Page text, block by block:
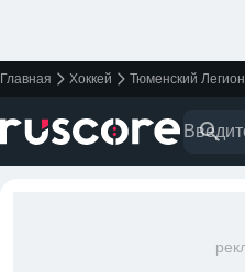
Главная Хоккей Тюменский